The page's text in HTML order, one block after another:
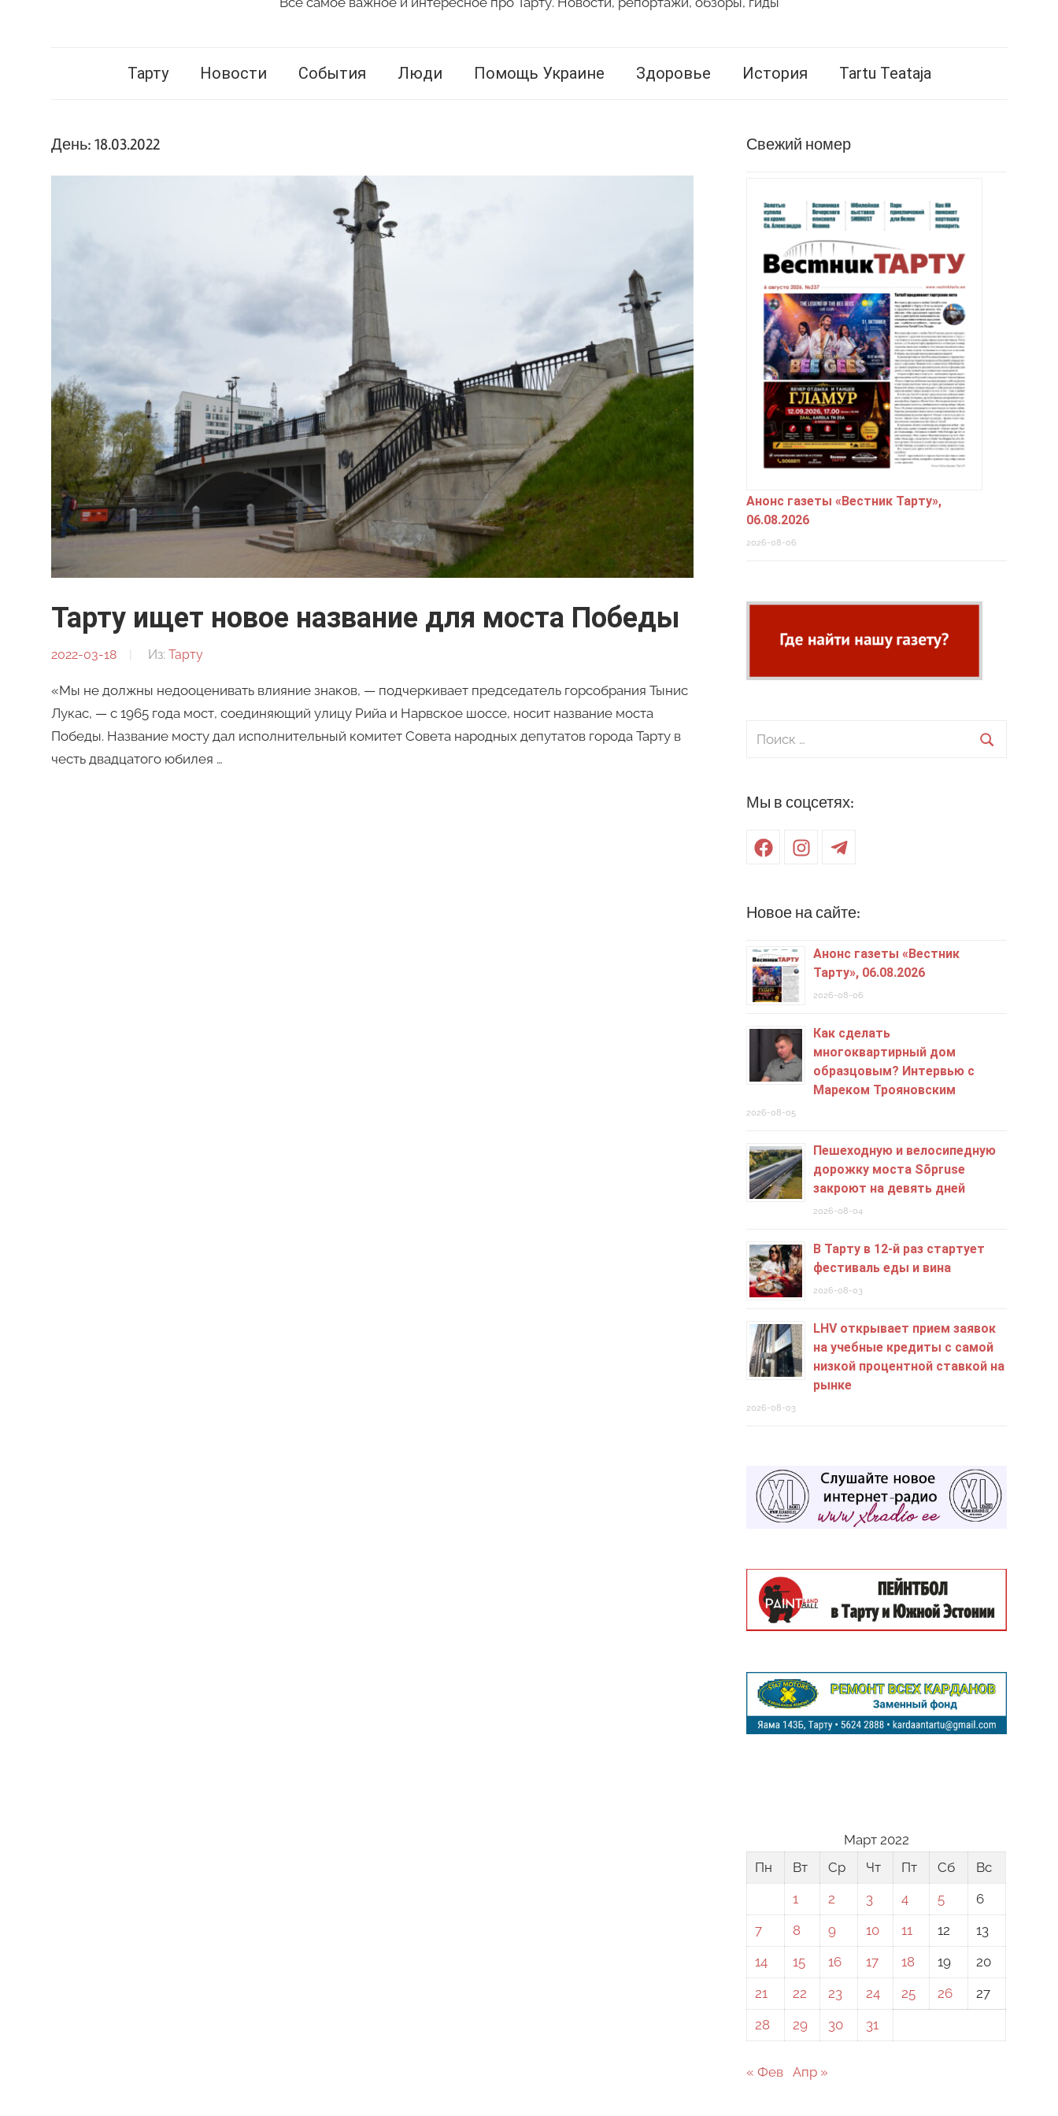
TartuТарту Новости События Люди Помощь Украине Здоровье История Tartu Teataja
День: 18.03.2022
Тарту ищет новое название для моста Победы
2022-03-18
От:
Из: Тарту
«Мы не должны недооценивать влияние знаков, — подчеркивает председатель горсобрания Тынис
Лукас, — с 1965 года мост, соединяющий улицу Рийа и Нарвское шоссе, носит название моста
Победы. Название мосту дал исполнительный комитет Совета народных депутатов города Тарту в
честь двадцатого юбилея …
Свежий номер
Анонс газеты «Вестник Тарту»,
06.08.2026
2026-08-06
Поиск
Мы в соцсетях:
FacebookInstagramTelegram
Новое на сайте:
Анонс газеты «Вестник
Тарту», 06.08.2026
2026-08-06
Как сделать
многоквартирный дом
образцовым? Интервью с
Мареком Трояновским
2026-08-05
Пешеходную и велосипедную
дорожку моста Sõpruse
закроют на девять дней
2026-08-04
В Тарту в 12-й раз стартует
фестиваль еды и вина
2026-08-03
LHV открывает прием заявок
на учебные кредиты c самой
низкой процентной ставкой на
рынке
2026-08-03
Март 2022
Пн
Вт Ср Чт Пт Сб
Вс
1
2 3 4 5
6
7
8 9 10 11 12
13
14
15 16 17 18 19
20
21
22 23 24 25 26
27
28
29 30 31
« Фев Апр »